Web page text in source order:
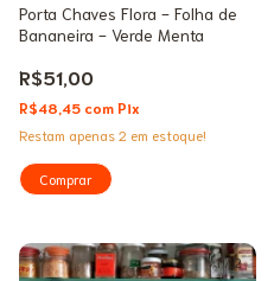
Porta Chaves Flora - Folha de
Bananeira - Verde Menta
R$51,00
R$48,45 com Pix
Restam apenas 2 em estoque!
1/2